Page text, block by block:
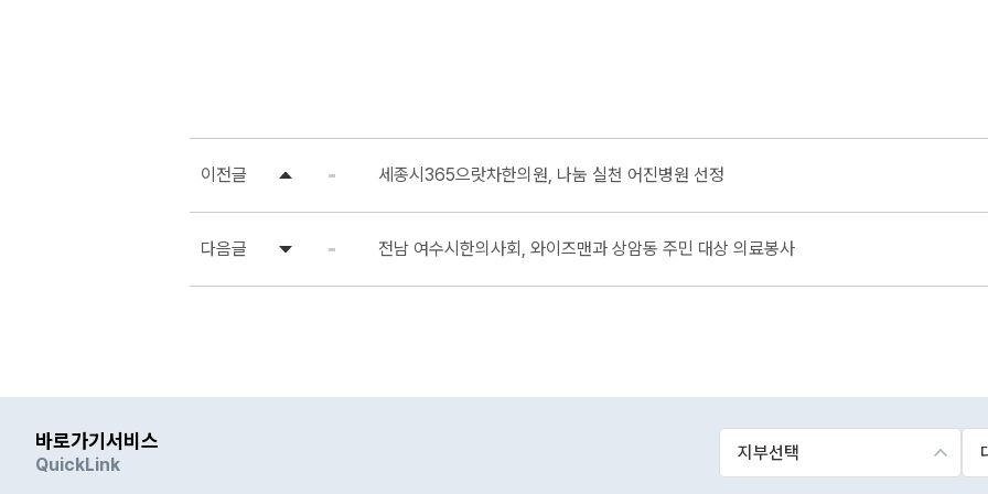
이전글 세종시365으랏차한의원, 나눔 실천 어진병원 선정
다음글 전남 여수시한의사회, 와이즈맨과 상암동 주민 대상 의료봉사
바로가기서비스
QuickLink